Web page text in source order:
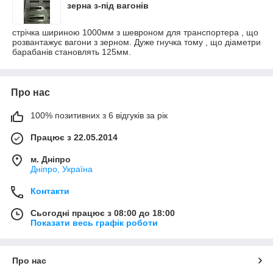
зерна з-під вагонів
стрічка шириною 1000мм з шевроном для транспортера , що
розвантажує вагони з зерном. Дуже гнучка тому , що діаметри
барабанів становлять 125мм.
Про нас
100% позитивних з 6 відгуків за рік
Працює з 22.05.2014
м. Дніпро
Дніпро, Україна
Контакти
Сьогодні працює з 08:00 до 18:00
Показати весь графік роботи
Про нас